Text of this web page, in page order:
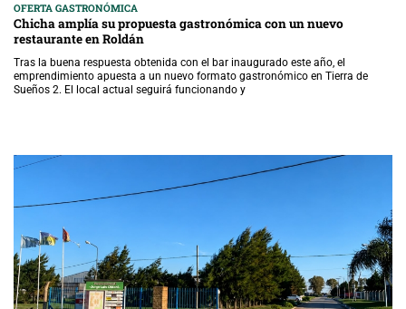
OFERTA GASTRONÓMICA
Chicha amplía su propuesta gastronómica con un nuevo
restaurante en Roldán
Tras la buena respuesta obtenida con el bar inaugurado este año, el
emprendimiento apuesta a un nuevo formato gastronómico en Tierra de
Sueños 2. El local actual seguirá funcionando y